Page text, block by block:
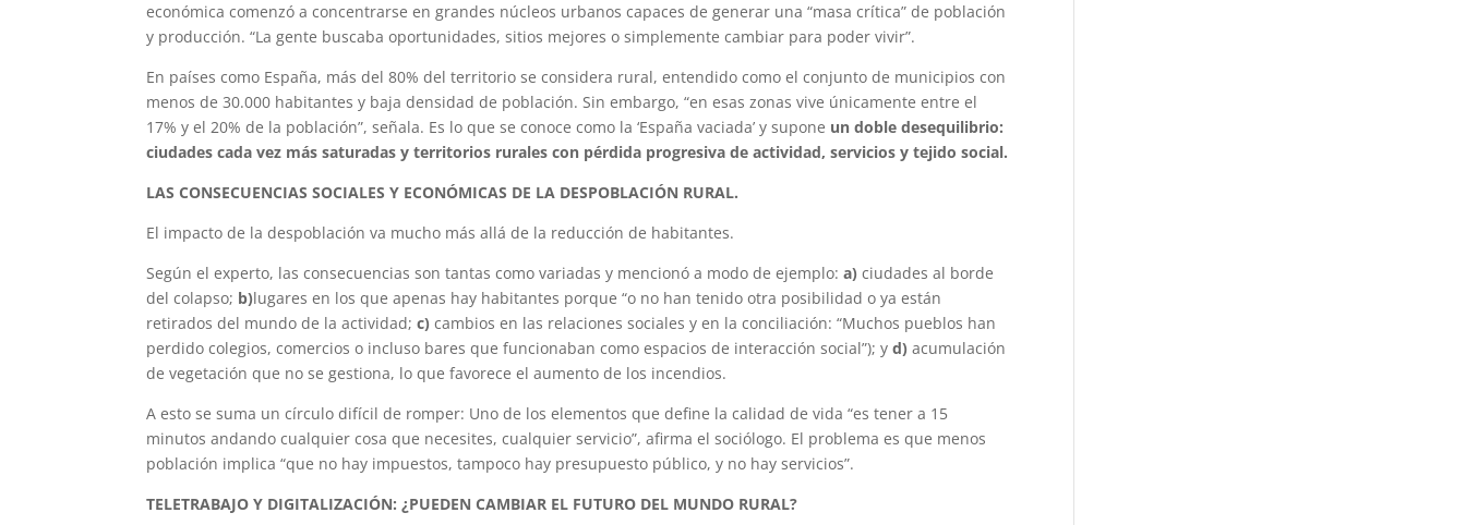
económica comenzó a concentrarse en grandes núcleos urbanos capaces de generar una “masa crítica” de población
y producción. “La gente buscaba oportunidades, sitios mejores o simplemente cambiar para poder vivir”.
En países como España, más del 80% del territorio se considera rural, entendido como el conjunto de municipios con
menos de 30.000 habitantes y baja densidad de población. Sin embargo, “en esas zonas vive únicamente entre el
17% y el 20% de la población”, señala. Es lo que se conoce como la ‘España vaciada’ y supone un doble desequilibrio:
ciudades cada vez más saturadas y territorios rurales con pérdida progresiva de actividad, servicios y tejido social.
LAS CONSECUENCIAS SOCIALES Y ECONÓMICAS DE LA DESPOBLACIÓN RURAL.
El impacto de la despoblación va mucho más allá de la reducción de habitantes.
Según el experto, las consecuencias son tantas como variadas y mencionó a modo de ejemplo:a) ciudades al borde
del colapso; b)lugares en los que apenas hay habitantes porque “o no han tenido otra posibilidad o ya están
retirados del mundo de la actividad;c) cambios en las relaciones sociales y en la conciliación: “Muchos pueblos han
perdido colegios, comercios o incluso bares que funcionaban como espacios de interacción social”); yd) acumulación
de vegetación que no se gestiona, lo que favorece el aumento de los incendios.
A esto se suma un círculo difícil de romper: Uno de los elementos que define la calidad de vida “es tener a 15
minutos andando cualquier cosa que necesites, cualquier servicio”, afirma el sociólogo. El problema es que menos
población implica “que no hay impuestos, tampoco hay presupuesto público, y no hay servicios”.
TELETRABAJO Y DIGITALIZACIÓN: ¿PUEDEN CAMBIAR EL FUTURO DEL MUNDO RURAL?